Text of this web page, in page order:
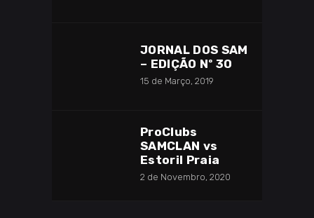
JORNAL DOS SAM
– EDIÇÃO Nº 30
15 de Março, 2019
ProClubs
SAMCLAN vs
Estoril Praia
2 de Novembro, 2020